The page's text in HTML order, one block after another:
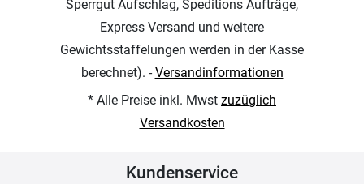
Sperrgut Aufschlag, Speditions Aufträge,
Express Versand und weitere
Gewichtsstaffelungen werden in der Kasse
berechnet). -Versandinformationen
* Alle Preise inkl. Mwst zuzüglich
Versandkosten
Kundenservice